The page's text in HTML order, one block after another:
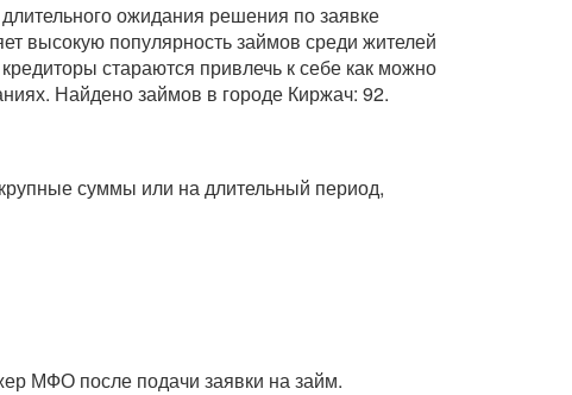
ожидания решения по заявке
высокую популярность займов среди жителей
стараются привлечь к себе как можно
Найдено займов в городе Киржач: 92.
суммы или на длительный период,
МФО после подачи заявки на займ.